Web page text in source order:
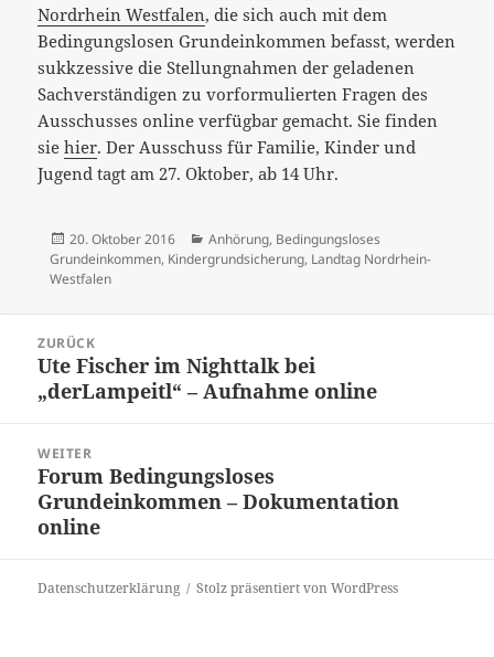
Nordrhein Westfalen, die sich auch mit dem
Bedingungslosen Grundeinkommen befasst, werden
sukkzessive die Stellungnahmen der geladenen
Sachverständigen zu vorformulierten Fragen des
Ausschusses online verfügbar gemacht. Sie finden
siehier. Der Ausschuss für Familie, Kinder und
Jugend tagt am 27. Oktober, ab 14 Uhr.
Veröffentlicht
am
20. Oktober 2016 Kategorien
Anhörung, Bedingungsloses
Grundeinkommen, Kindergrundsicherung, Landtag Nordrhein-
Westfalen
Navigation
ZURÜCK
Vorheriger
Beitrag:
Ute Fischer im Nighttalk bei
„derLampeitl“ – Aufnahme online
WEITER
Nächster
Beitrag:
Forum Bedingungsloses
Grundeinkommen – Dokumentation
online
Datenschutzerklärung Stolz präsentiert von WordPress